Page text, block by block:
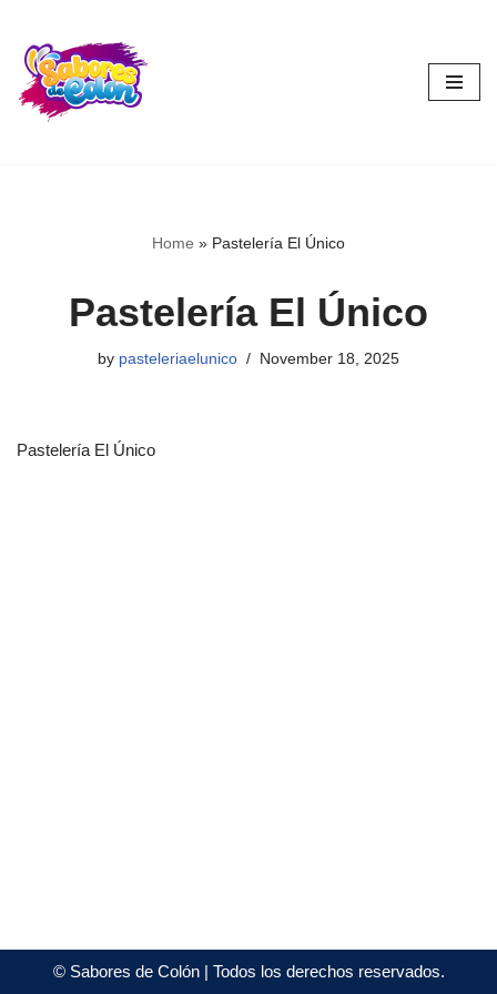
Skip
to
content
Home » Pastelería El Único
Pastelería El Único
by pasteleriaelunico November 18, 2025
Pastelería El Único
©Sabores de Colón| Todos los derechos reservados.